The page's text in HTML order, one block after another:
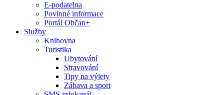
E-podatelna
Povinné informace
Portál Občan+
Služby
Knihovna
Turistika
Ubytování
Stravování
Tipy na výlety
Zábava a sport